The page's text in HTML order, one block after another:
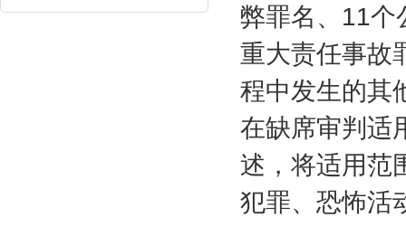
弊罪名、 11个
重大责任事故
程中发生的其
在缺席审判适
述，将适用范
犯罪、恐怖活